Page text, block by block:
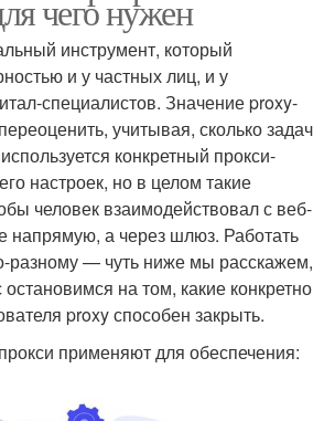
чего нужен
инструмент, который
и у частных лиц, и у
специалистов. Значение proxy-
учитывая, сколько задач
конкретный прокси-
настроек, но в целом такие
человек взаимодействовал с веб-
напрямую, а через шлюз. Работать
разному — чуть ниже мы расскажем,
на том, какие конкретно
proxy способен закрыть.
применяют для обеспечения: